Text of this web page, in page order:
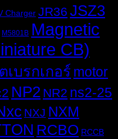
Charger JR36 JSZ3
M5801B Magnetic
CB)
เบรกเกอร์ motor
NP2 NR2 ns2-25
NXJ NXM
RCBO RCCB